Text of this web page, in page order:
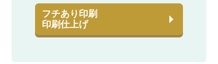
フチあり印刷
印刷仕上げ